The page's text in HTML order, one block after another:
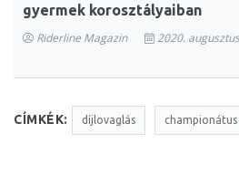
gyermek korosztályaiban
Riderline Magazin 2020.
CÍMKÉK: díjlovaglás championátus